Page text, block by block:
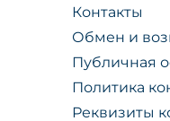
Контакты
Обмен и
Публичная
Политика
Реквизиты